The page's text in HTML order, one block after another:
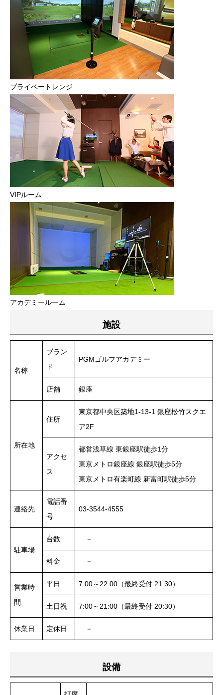
プライベートレンジ
VIPルーム
アカデミールーム
施設
名称
ブラン
ド
PGMゴルフアカデミー
店舗 銀座
所在地
住所
東京都中央区築地1-13-1 銀座松竹スクエ
ア2F
アクセ
ス
都営浅草線 東銀座駅徒歩1分
東京メトロ銀座線 銀座駅徒歩5分
東京メトロ有楽町線 新富町駅徒歩5分
連絡先
電話番
号
03-3544-4555
駐車場
台数 －
料金 －
営業時
間
平日 7:00～22:00（最終受付 21:30）
土日祝 7:00～21:00（最終受付 20:30）
休業日 定休日 －
設備